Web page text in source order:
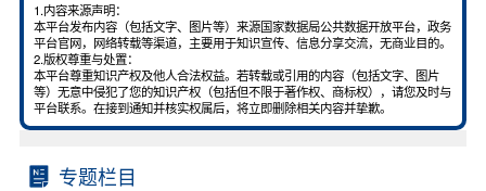
1.内容来源声明：
本平台发布内容（包括文字、图片等）来源国家数据局公共数据开放平台，政务
平台官网，网络转载等渠道，主要用于知识宣传、信息分享交流，无商业目的。
2.版权尊重与处置：
本平台尊重知识产权及他人合法权益。若转载或引用的内容（包括文字、图片
等）无意中侵犯了您的知识产权（包括但不限于著作权、商标权），请您及时与
平台联系。在接到通知并核实权属后，将立即删除相关内容并挚歉。
专题栏目